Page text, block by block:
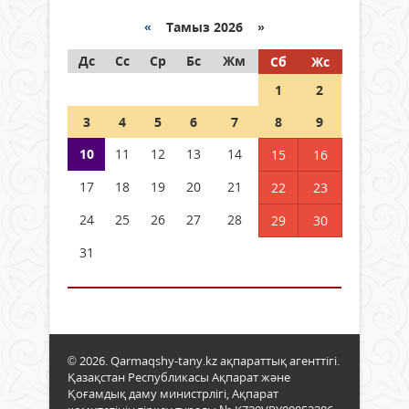
« Тамыз 2026 »
Дс
Сс Ср Бс Жм Сб
Жс
1
2
3
4 5 6 7 8
9
10
11 12 13 14 15
16
17
18 19 20 21 22
23
24
25 26 27 28 29
30
31
© 2026. Qarmaqshy-tany.kz ақпараттық агенттігі.
Қазақстан Республикасы Ақпарат және
Қоғамдық даму министрлігі, Ақпарат